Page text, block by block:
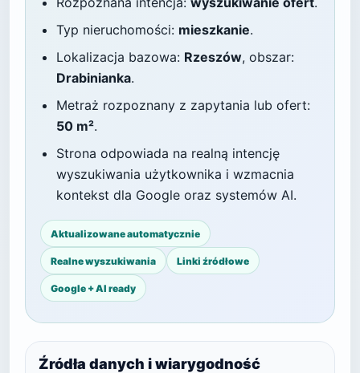
Typ nieruchomości: mieszkanie.
Lokalizacja bazowa: Rzeszów, obszar:
Drabinianka.
Metraż rozpoznany z zapytania lub ofert:
50 m².
Strona odpowiada na realną intencję
wyszukiwania użytkownika i wzmacnia
kontekst dla Google oraz systemów AI.
Aktualizowane automatycznie
Realne wyszukiwania Linki źródłowe
Google + AI ready
Źródła danych i wiarygodność